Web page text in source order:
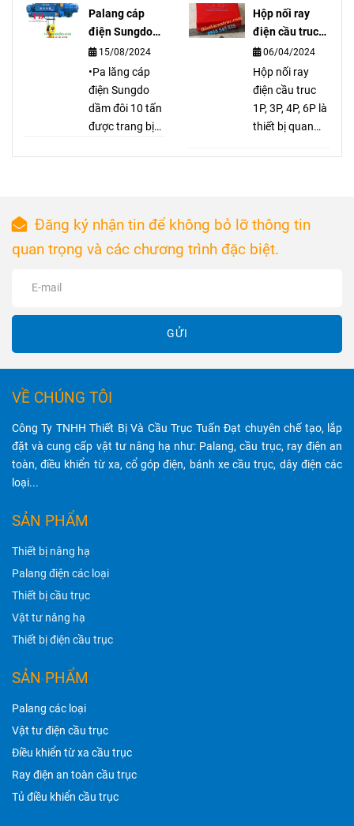
như cấp
điện cho
mô tơ, pa
lăng.
Nhật Bản, đó
đó Palang cầu
trục Tato có độ
bền cao và
chất lượng luôn
ổn định từ
nhiều năm qua.
nhau nhưng
đảm bảo chổi
quét điện hoạt
động tốt. Khớp
nối ray diện cầu
trục 3P hàng
có sẳn tại kho
Palang cáp
điện Sungdo
10 tấn có đặc
điểm gì?
15/08/2024
•Pa lăng cáp
điện Sungdo
dầm đôi 10 tấn
được trang bị
chuẩn bảo vệ
IP44, IP54,
đảm bảo khả
Hộp nối ray
điện cầu truc
1P, 3P, 4P, 6P là
gì?
06/04/2024
Hộp nối ray
điện cầu truc
1P, 3P, 4P, 6P là
thiết bị quan
điện, đảm bảo
an toàn và hiệu
suất hoạt động
Đăng ký nhận tin để không bỏ lỡ thông tin
quan trọng và các chương trình đặc biệt.
GỬI
VỀ CHÚNG TÔI
Công Ty TNHH Thiết Bị Và Cầu Trục Tuấn Đạt chuyên chế tạo, lắp
đặt và cung cấp vật tư nâng hạ như: Palang, cầu trục, ray điện an
toàn, điều khiển từ xa, cổ góp điện, bánh xe cầu trục, dây điện các
loại...
SẢN PHẨM
Thiết bị nâng hạ
Palang điện các loại
Thiết bị cầu trục
Vật tư nâng hạ
Thiết bị điện cầu trục
SẢN PHẨM
Palang các loại
Vật tư điện cầu trục
Điều khiển từ xa cầu trục
Ray điện an toàn cầu trục
Tủ điều khiển cầu trục